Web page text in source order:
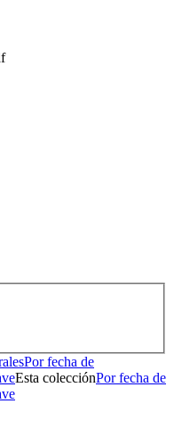
Por fecha de
Esta colecciónPor fecha de